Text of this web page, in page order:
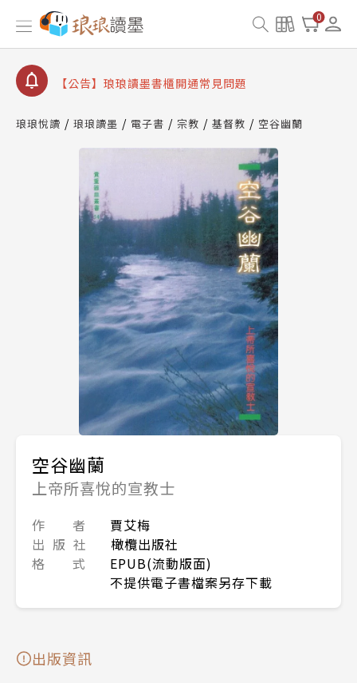
0
【公告】因 Readmoo 讀墨系統維護中，本站同步暫
停部分閱讀服務
【公告】琅琅讀墨數位閱讀資產合併與書櫃開通申請
【公告】琅琅讀墨書櫃開通常見問題
請圖文教學
查詢
【公告】因 Readmoo 讀墨系統維護中，本站同步暫
停部分閱讀服務
琅琅悅讀 琅琅讀墨 電子書 宗教 基督教 空谷幽蘭
空谷幽蘭
上帝所喜悅的宣教士
作 者
賈艾梅
出 版 社
橄欖出版社
格 式
EPUB(流動版面)
不提供電子書檔案另存下載
出版資訊